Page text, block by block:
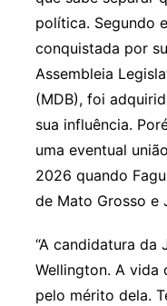
política. Segundo
conquistada por
Assembleia
(MDB), foi
sua influência.
uma eventual
2026 quando
de Mato Grosso e
“A candidatura da
Wellington. A vida
pelo mérito dela.